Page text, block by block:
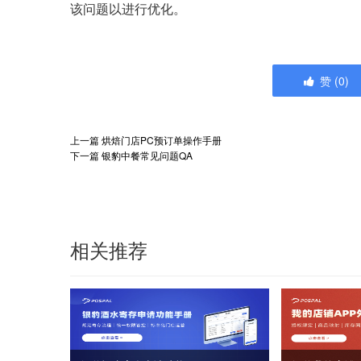
该问题以进行优化。
赞 (0)
上一篇烘焙门店PC预订单操作手册
下一篇银豹中餐常见问题QA
相关推荐